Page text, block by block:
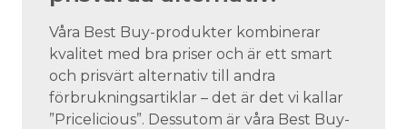
Våra Best Buy-produkter kombinerar
kvalitet med bra priser och är ett smart
och prisvärt alternativ till andra
förbrukningsartiklar – det är det vi kallar
”Pricelicious”. Dessutom är våra Best Buy-